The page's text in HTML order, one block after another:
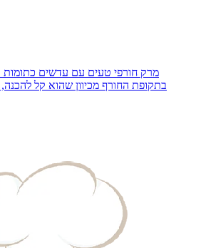
מרק חורפי טעים עם עדשים כתומות
בתקופת החורף מכיוון שהוא קל